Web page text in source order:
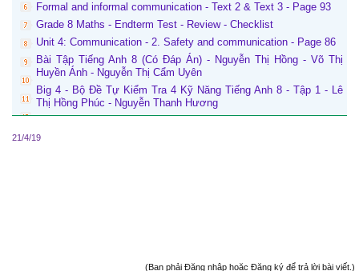
Formal and informal communication - Text 2 & Text 3 - Page 93
Grade 8 Maths - Endterm Test - Review - Checklist
Unit 4: Communication - 2. Safety and communication - Page 86
Bài Tập Tiếng Anh 8 (Có Đáp Án) - Nguyễn Thị Hồng - Võ Thị
Huyền Ánh - Nguyễn Thị Cẩm Uyên
Big 4 - Bộ Đề Tự Kiểm Tra 4 Kỹ Năng Tiếng Anh 8 - Tập 1 - Lê
Thị Hồng Phúc - Nguyễn Thanh Hương
21/4/19
(Bạn phải Đăng nhập hoặc Đăng ký để trả lời bài viết.)